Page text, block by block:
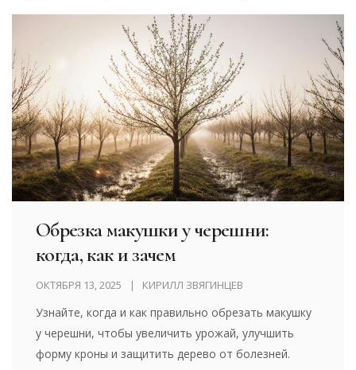
Обрезка макушки у черешни:
когда, как и зачем
ОКТЯБРЯ 13, 2025 КИРИЛЛ ЗВЯГИНЦЕВ
Узнайте, когда и как правильно обрезать макушку
у черешни, чтобы увеличить урожай, улучшить
форму кроны и защитить дерево от болезней.